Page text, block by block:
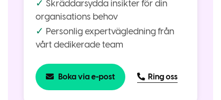
✓ Skräddarsydda insikter för din
organisations behov
✓ Personlig expertvägledning från
vårt dedikerade team
Boka via e-post Ring oss